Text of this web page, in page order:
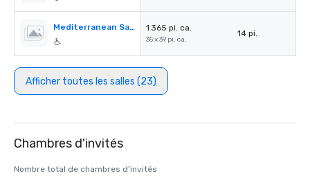
Mediterranean Salon B 1 365 pi. ca.
35 x 39 pi. ca.
14 pi.
Afficher toutes les salles (23)
Chambres d'invités
Nombre total de chambres d'invités